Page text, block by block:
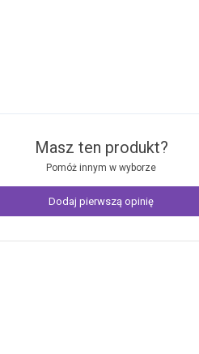
Masz ten produkt?
Pomóż innym w wyborze
Dodaj pierwszą opinię